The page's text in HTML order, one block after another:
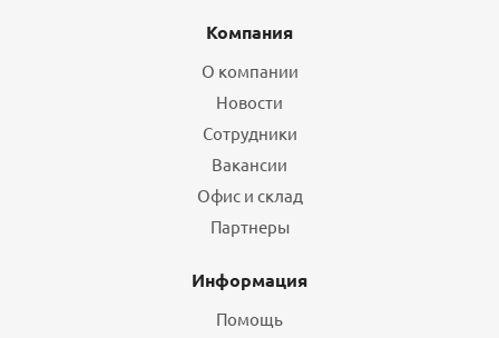
Компания
О компании
Новости
Сотрудники
Вакансии
Офис и склад
Партнеры
Информация
Помощь